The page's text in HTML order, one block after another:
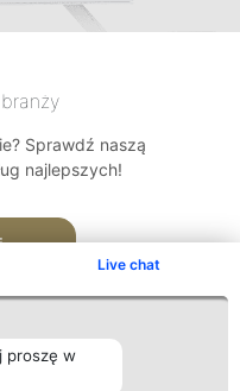
Live chat
proszę w
Sprawdź naszą
najlepszych!